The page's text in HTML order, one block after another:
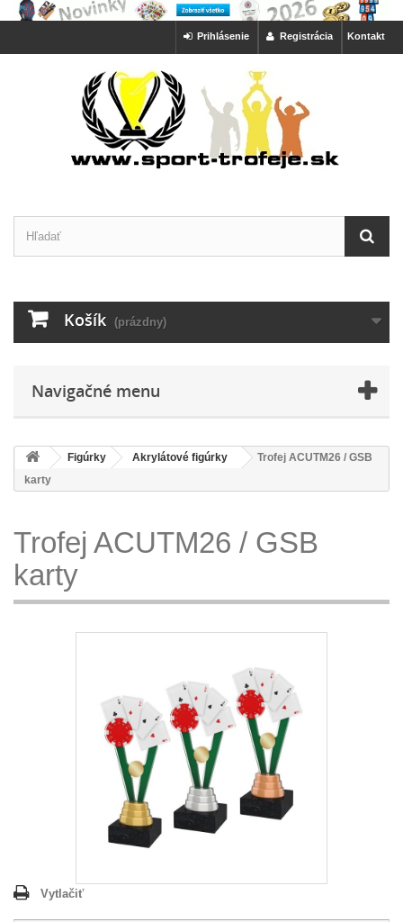
Kontakt
Registrácia
Prihlásenie
Košík (prázdny)
Navigačné menu
Figúrky Akrylátové figúrky
Trofej ACUTM26 / GSB
karty
Trofej ACUTM26 / GSB
karty
Vytlačiť